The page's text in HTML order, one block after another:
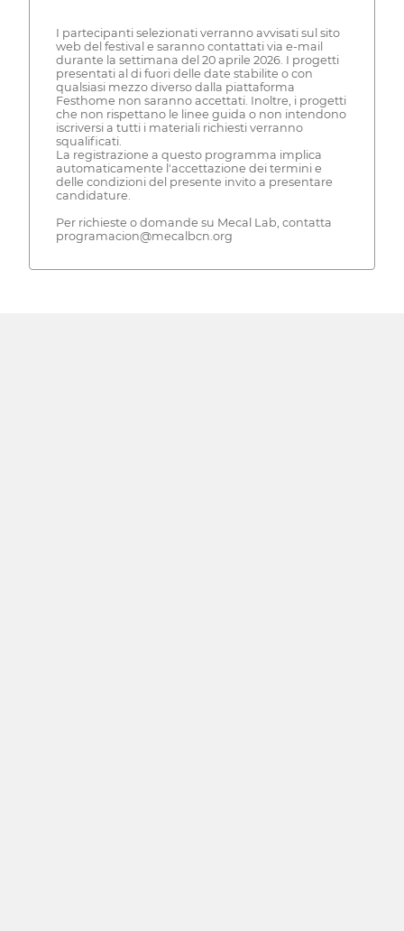
I partecipanti selezionati verranno avvisati sul sito
web del festival e saranno contattati via e-mail
durante la settimana del 20 aprile 2026. I progetti
presentati al di fuori delle date stabilite o con
qualsiasi mezzo diverso dalla piattaforma
Festhome non saranno accettati. Inoltre, i progetti
che non rispettano le linee guida o non intendono
iscriversi a tutti i materiali richiesti verranno
squalificati.
La registrazione a questo programma implica
automaticamente l'accettazione dei termini e
delle condizioni del presente invito a presentare
candidature.
Per richieste o domande su Mecal Lab, contatta
programacion@mecalbcn.org